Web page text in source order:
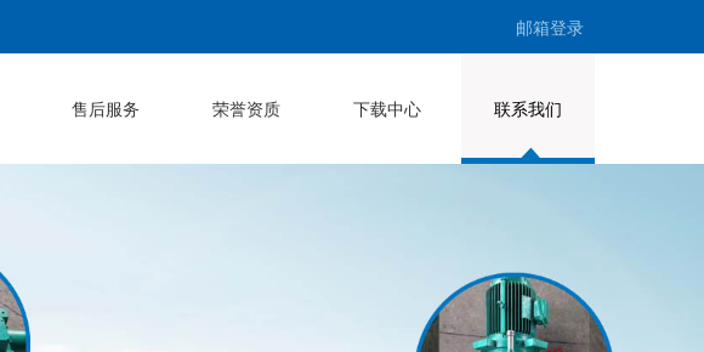
邮箱登录
售后服务 荣誉资质 下载中心 联系我们